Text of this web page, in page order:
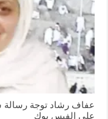
عفاف رشاد توجة رسالة
علي الفيس بوك